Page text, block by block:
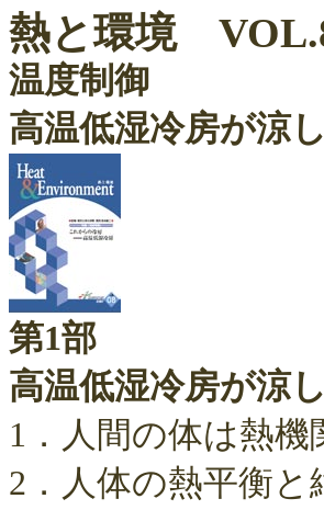
熱と環境
温度制御
高温低湿冷房が涼
第1部
高温低湿冷房が涼
1．人間の体は熱機
2．人体の熱平衡